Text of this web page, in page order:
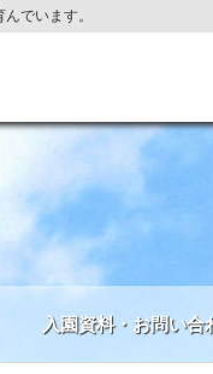
でいます。
入園資料・お問い合